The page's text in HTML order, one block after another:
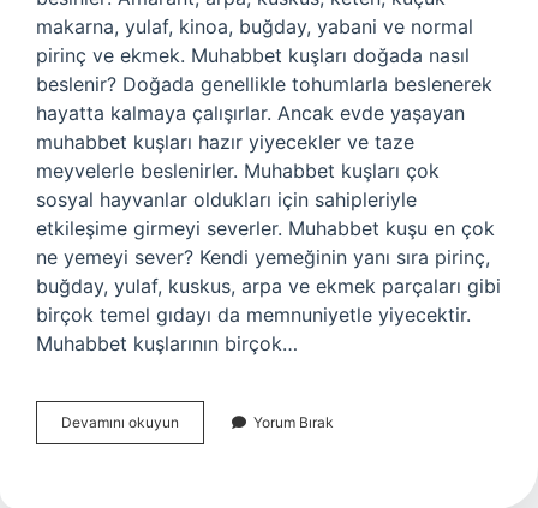
makarna, yulaf, kinoa, buğday, yabani ve normal
pirinç ve ekmek. Muhabbet kuşları doğada nasıl
beslenir? Doğada genellikle tohumlarla beslenerek
hayatta kalmaya çalışırlar. Ancak evde yaşayan
muhabbet kuşları hazır yiyecekler ve taze
meyvelerle beslenirler. Muhabbet kuşları çok
sosyal hayvanlar oldukları için sahipleriyle
etkileşime girmeyi severler. Muhabbet kuşu en çok
ne yemeyi sever? Kendi yemeğinin yanı sıra pirinç,
buğday, yulaf, kuskus, arpa ve ekmek parçaları gibi
birçok temel gıdayı da memnuniyetle yiyecektir.
Muhabbet kuşlarının birçok…
Devamını okuyun Muhabbet
Kuşu
Yorum Bırak